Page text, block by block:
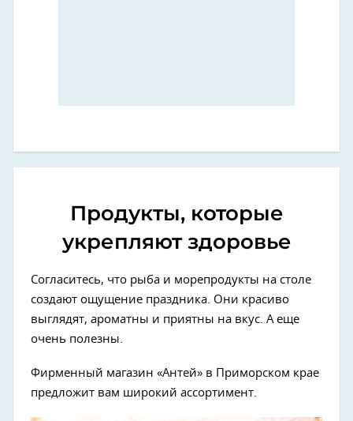
Продукты, которые
укрепляют здоровье
Согласитесь, что рыба и морепродукты на столе
создают ощущение праздника. Они красиво
выглядят, ароматны и приятны на вкус. А еще
очень полезны.
Фирменный магазин «Антей» в Приморском крае
предложит вам широкий ассортимент.